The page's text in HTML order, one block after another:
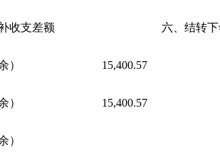
收支差额 六、结转
） 15,400.57
） 15,400.57
）